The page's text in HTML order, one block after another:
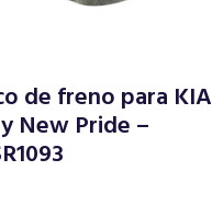
de freno para KIA
New Pride –